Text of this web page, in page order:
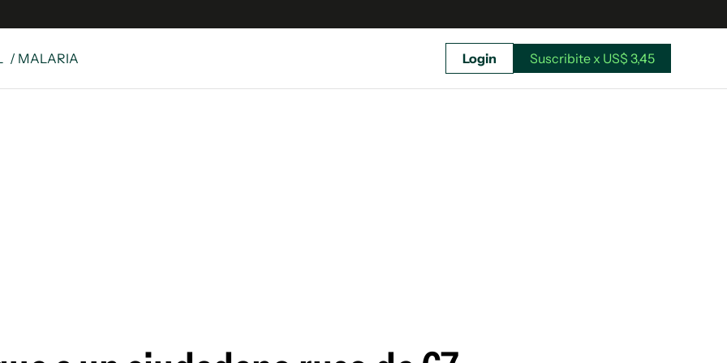
Suscribite x US$ 3,45
/ MALARIA Login Suscribite x US$ 3,45